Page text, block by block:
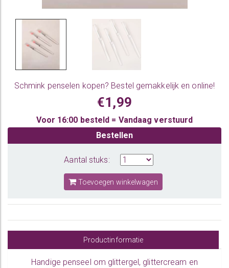
Schmink penselen kopen? Bestel gemakkelijk en online!
€1,99
Voor 16:00 besteld = Vandaag verstuurd
Bestellen
Aantal stuks:
Toevoegen winkelwagen
Productinformatie
Handige penseel om glittergel, glittercream en